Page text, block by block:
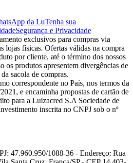
da LuTenha sua
Segurança e Privacidade
exclusivos para compras via
lojas físicas. Ofertas válidas na compra
por cliente, até o término dos nossos
os produtos apresentem divergências de
sacola de compras.
correspondente no País, nos termos da
e encaminha propostas de cartão de
para a Luizacred S.A Sociedade de
inscrita no CNPJ sob o nº
47.960.950/1088-36 - Endereço: Rua